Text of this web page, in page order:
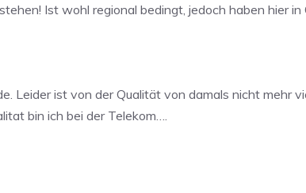
Ist wohl regional bedingt, jedoch haben hier
Leider ist von der Qualität von damals nicht mehr
bin ich bei der Telekom….